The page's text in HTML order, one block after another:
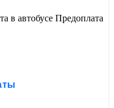
в автобусе Предоплата